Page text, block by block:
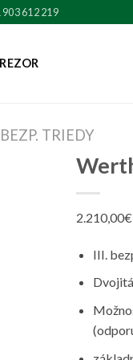
903 612 219
TRIEDY
2.210,00€
III.